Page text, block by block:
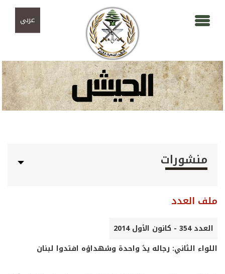
عربي
منشورات
ملف العدد
العدد 354 - كانون الأول 2014
اللواء الثاني: رجاله يدٌ واحدة وشهداؤه افتدوا لبنان